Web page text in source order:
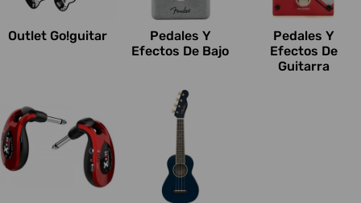
Outlet Go!guitar
Pedales Y
Efectos De Bajo
Pedales Y
Efectos De
Guitarra